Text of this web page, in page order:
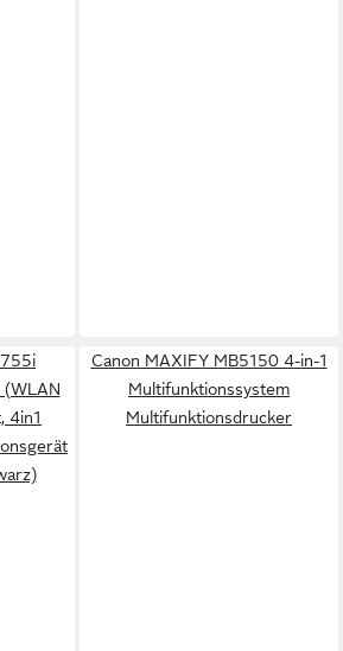
(WLAN
4in1
Canon MAXIFY MB5150 4-in-1
Multifunktionssystem
Multifunktionsdrucker